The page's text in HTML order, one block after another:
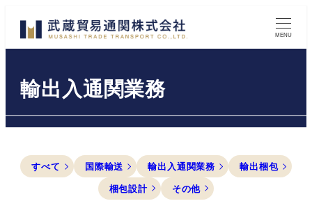
ン
テ
ン
MENU
輸出入通関業務
すべて 国際輸送 輸出入通関業務
輸出梱包
梱包設計
その他